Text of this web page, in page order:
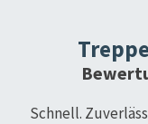
Schnell.